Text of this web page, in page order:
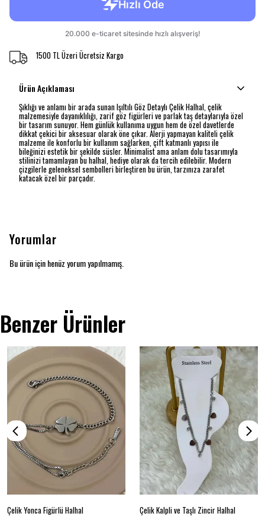
1500 TL Üzeri Ücretsiz Kargo
Ürün Açıklaması
Şıklığı ve anlamı bir arada sunan Işıltılı Göz Detaylı Çelik Halhal, çelik
malzemesiyle dayanıklılığı, zarif göz figürleri ve parlak taş detaylarıyla özel
bir tasarım sunuyor. Hem günlük kullanıma uygun hem de özel davetlerde
dikkat çekici bir aksesuar olarak öne çıkar. Alerji yapmayan kaliteli çelik
malzeme ile konforlu bir kullanım sağlarken, çift katmanlı yapısı ile
bileğinizi estetik bir şekilde süsler. Minimalist ama anlam dolu tasarımıyla
stilinizi tamamlayan bu halhal, hediye olarak da tercih edilebilir. Modern
çizgilerle geleneksel sembolleri birleştiren bu ürün, tarzınıza zarafet
katacak özel bir parçadır.
Yorumlar
Bu ürün için henüz yorum yapılmamış.
Benzer Ürünler
Çelik Yonca Figürlü Halhal Çelik Kalpli ve Taşlı Zincir Halhal